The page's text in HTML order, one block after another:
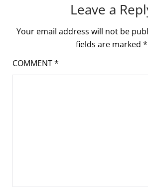
Leave a
Your email address will not be
fields are marked *
COMMENT*